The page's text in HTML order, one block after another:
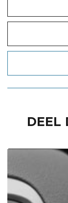
DEEL